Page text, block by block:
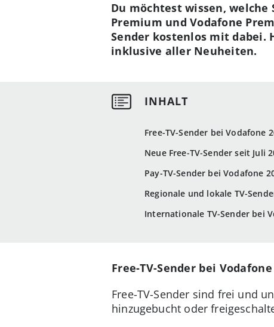
Free-TV-Sender bei Vodafone
Neue Free-TV-Sender seit Juli
Pay-TV-Sender bei Vodafone
Regionale und lokale TV-
Internationale TV-Sender bei
Du möchtest wissen, welche
Premium und Vodafone
Sender kostenlos mit dabei.
inklusive aller Neuheiten.
Free-TV-Sender bei Vodafone
Free-TV-Sender sind frei und
hinzugebucht oder